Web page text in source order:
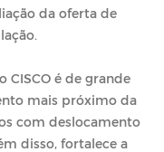
da oferta de
é de grande
mais próximo da
com deslocamento
disso, fortalece a